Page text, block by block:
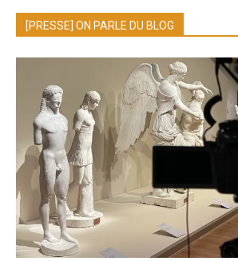
[PRESSE] ON PARLE DU BLOG